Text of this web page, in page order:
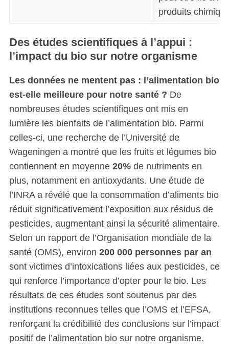
produits
Des études scientifiques à l’appui :
l’impact du bio sur notre organisme
Les données ne mentent pas : l’alimentation bio
est-elle meilleure pour notre santé ? De
nombreuses études scientifiques ont mis en
lumière les bienfaits de l’alimentation bio. Parmi
celles-ci, une recherche de l’Université de
Wageningen a montré que les fruits et légumes bio
contiennent en moyenne 20%de nutriments en
plus, notamment en antioxydants. Une étude de
l’INRA a révélé que la consommation d’aliments bio
réduit significativement l’exposition aux résidus de
pesticides, augmentant ainsi la sécurité alimentaire.
Selon un rapport de l’Organisation mondiale de la
santé (OMS), environ 200 000 personnes par an
sont victimes d’intoxications liées aux pesticides, ce
qui renforce l’importance d’opter pour le bio. Les
résultats de ces études sont soutenus par des
institutions reconnues telles que l’OMS et l’EFSA,
renforçant la crédibilité des conclusions sur l’impact
positif de l’alimentation bio sur notre organisme.